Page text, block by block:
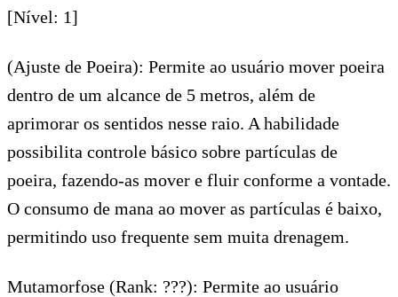
[Nível: 1]
(Ajuste de Poeira): Permite ao usuário mover poeira
dentro de um alcance de 5 metros, além de
aprimorar os sentidos nesse raio. A habilidade
possibilita controle básico sobre partículas de
poeira, fazendo-as mover e fluir conforme a vontade.
O consumo de mana ao mover as partículas é baixo,
permitindo uso frequente sem muita drenagem.
Mutamorfose (Rank: ???): Permite ao usuário